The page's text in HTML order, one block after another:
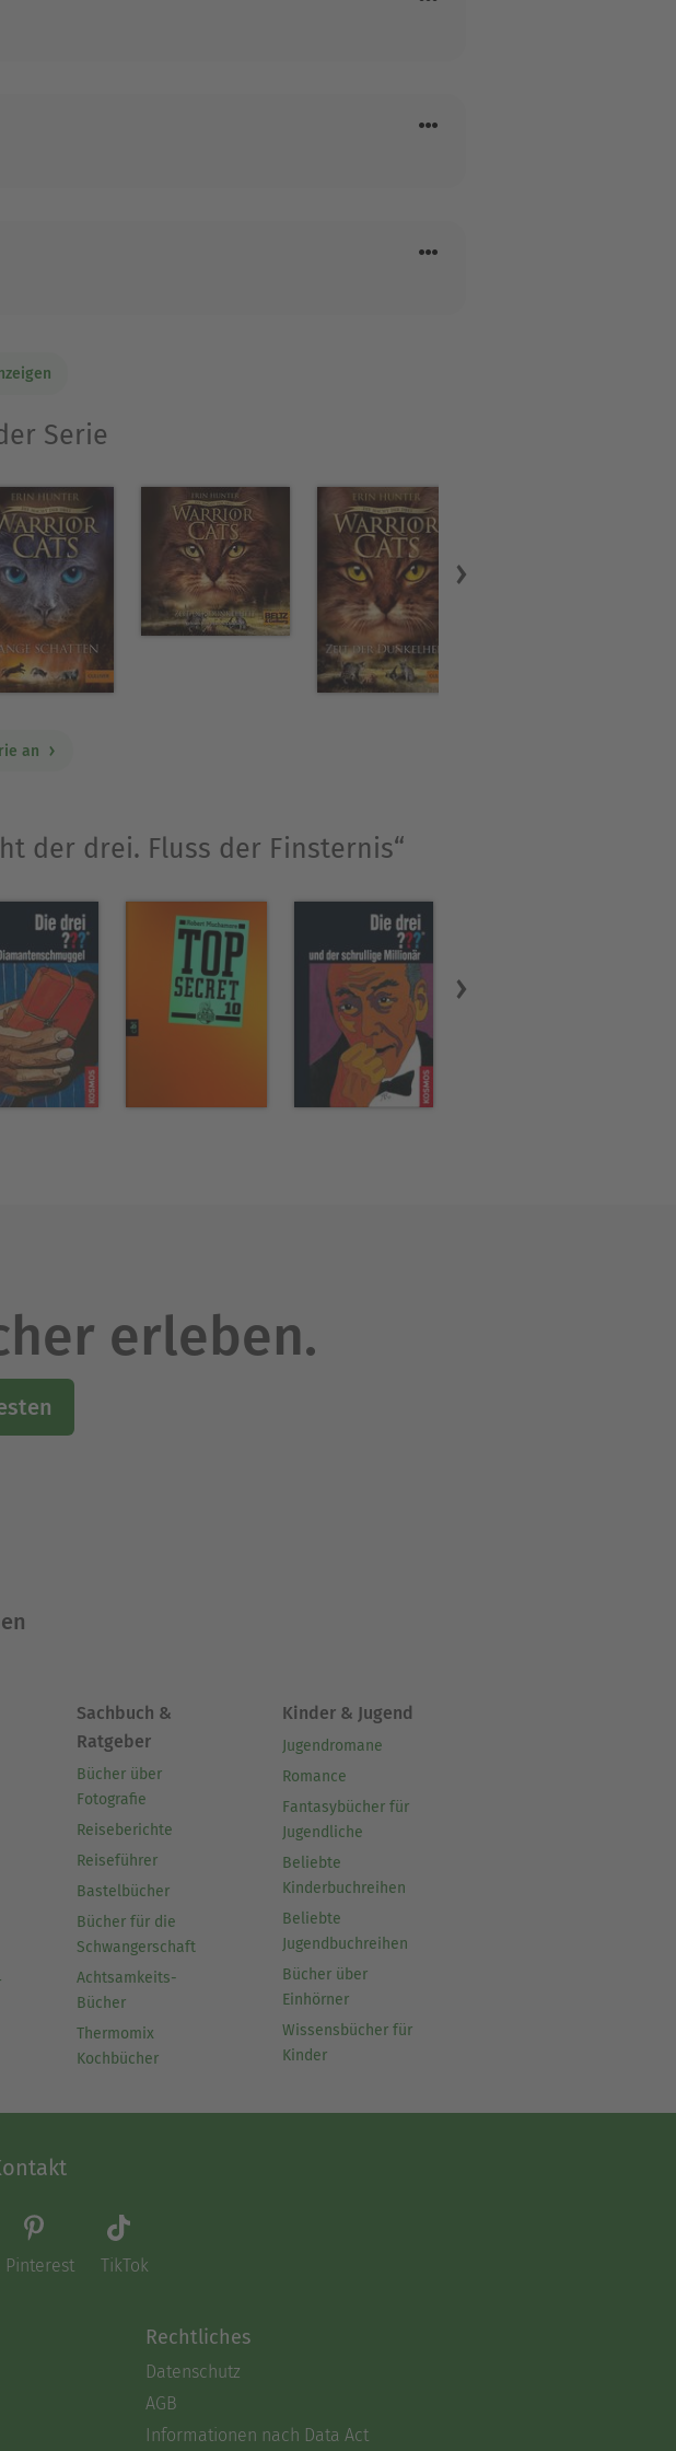
Serie
an
der drei. Fluss der Finsternis“
erleben.
Sachbuch &
Ratgeber
Bücher über
Fotografie
Reiseberichte
Reiseführer
Bastelbücher
Bücher für die
Schwangerschaft
Achtsamkeits-
Bücher
Thermomix
Kochbücher
Kinder & Jugend
Jugendromane
Romance
Fantasybücher für
Jugendliche
Beliebte
Kinderbuchreihen
Beliebte
Jugendbuchreihen
Bücher über
Einhörner
Wissensbücher für
Kinder
Pinterest TikTok
Rechtliches
Datenschutz
AGB
Informationen nach Data Act